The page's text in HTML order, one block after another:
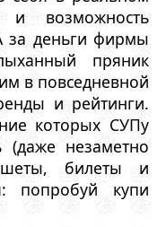
и возможность
за деньги фирмы
пряник
в повседневной
и рейтинги.
которых СУПу
(даже незаметно
билеты и
попробуй купи